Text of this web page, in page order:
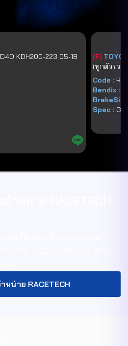
D4D KDH200-223 05-18
(F)
(ทุกตัวรวม
Code :
Bendix :
Spec : GG
หน่าย RACETECH